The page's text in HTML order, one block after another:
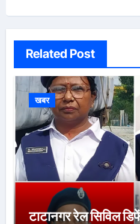
Related Post
खबर
टाटानगर रेल सिविल